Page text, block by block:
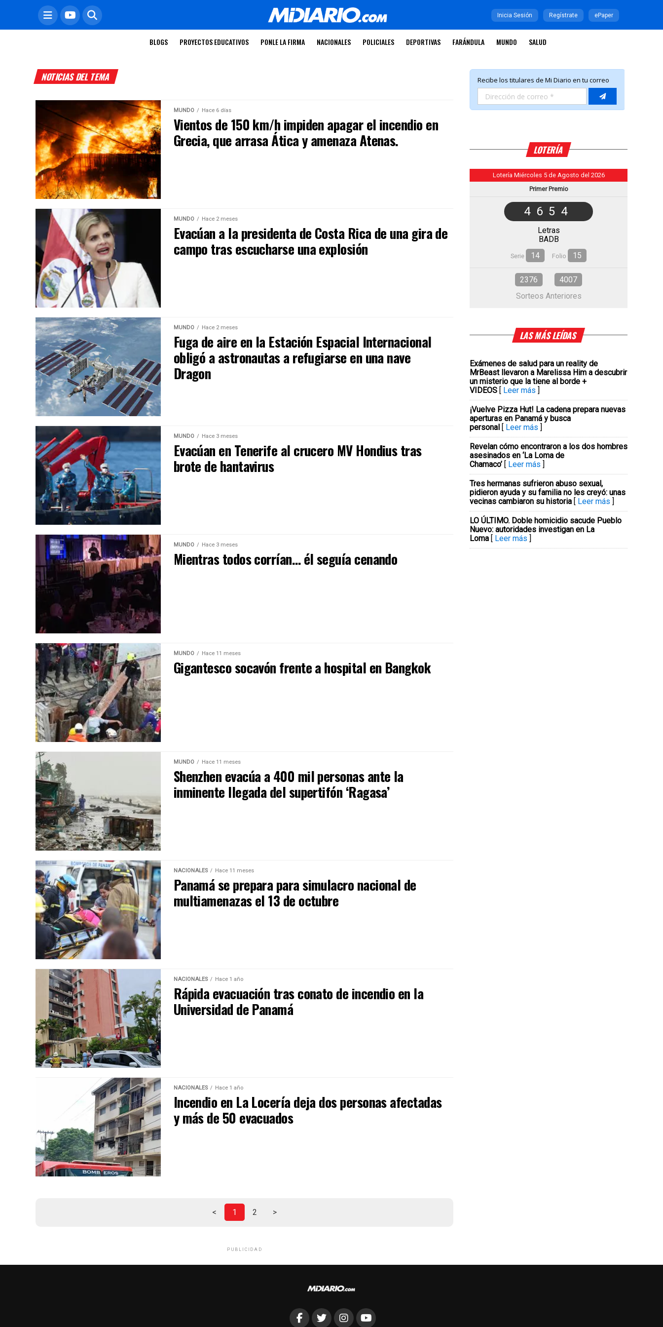
Inicia Sesión Regístrate ePaper
BLOGS PROYECTOS EDUCATIVOS PONLE LA FIRMA NACIONALES POLICIALES DEPORTIVAS FARÁNDULA MUNDO SALUD
NOTICIAS DEL TEMA
MUNDO Hace 6 días
Vientos de 150 km/h impiden apagar el incendio en
Grecia, que arrasa Ática y amenaza Atenas.
MUNDO Hace 2 meses
Evacúan a la presidenta de Costa Rica de una gira de
campo tras escucharse una explosión
MUNDO Hace 2 meses
Fuga de aire en la Estación Espacial Internacional
obligó a astronautas a refugiarse en una nave
Dragon
MUNDO Hace 3 meses
Evacúan en Tenerife al crucero MV Hondius tras
brote de hantavirus
MUNDO Hace 3 meses
Mientras todos corrían… él seguía cenando
MUNDO Hace 11 meses
Gigantesco socavón frente a hospital en Bangkok
MUNDO Hace 11 meses
Shenzhen evacúa a 400 mil personas ante la
inminente llegada del supertifón ‘Ragasa’
NACIONALES Hace 11 meses
Panamá se prepara para simulacro nacional de
multiamenazas el 13 de octubre
NACIONALES Hace 1 año
Rápida evacuación tras conato de incendio en la
Universidad de Panamá
NACIONALES Hace 1 año
Incendio en La Locería deja dos personas afectadas
y más de 50 evacuados
< 1 2 >
PUBLICIDAD
LOTERÍA
Lotería Miércoles 5 de Agosto del 2026
Primer Premio
4654
Letras
BADB
Serie 14 Folio 15
2376
4007
Sorteos Anteriores
LAS MÁS LEÍDAS
Exámenes de salud para un reality de
MrBeast llevaron a Marelissa Him a descubrir
un misterio que la tiene al borde +
VIDEOS [ Leer más ]
¡Vuelve Pizza Hut! La cadena prepara nuevas
aperturas en Panamá y busca
personal [ Leer más ]
Revelan cómo encontraron a los dos hombres
asesinados en ‘La Loma de
Chamaco’ [ Leer más ]
Tres hermanas sufrieron abuso sexual,
pidieron ayuda y su familia no les creyó: unas
vecinas cambiaron su historia [ Leer más ]
LO ÚLTIMO. Doble homicidio sacude Pueblo
Nuevo: autoridades investigan en La
Loma [ Leer más ]